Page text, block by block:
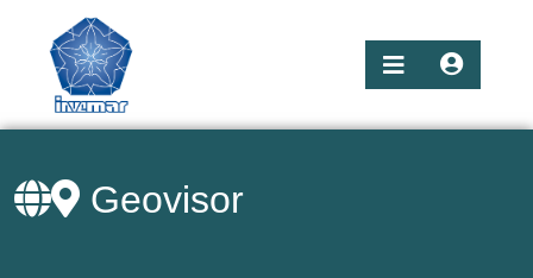
Geovisor